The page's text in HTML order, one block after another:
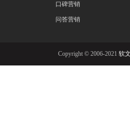
口碑营销
问答营销
Copyright © 2006-2021 软